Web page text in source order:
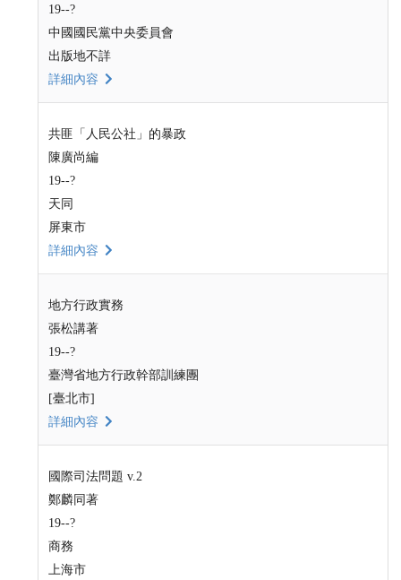
19--?
中國國民黨中央委員會
出版地不詳
詳細內容
共匪「人民公社」的暴政
陳廣尚編
19--?
天同
屏東市
詳細內容
地方行政實務
張松講著
19--?
臺灣省地方行政幹部訓練團
[臺北市]
詳細內容
國際司法問題 v.2
鄭麟同著
19--?
商務
上海市